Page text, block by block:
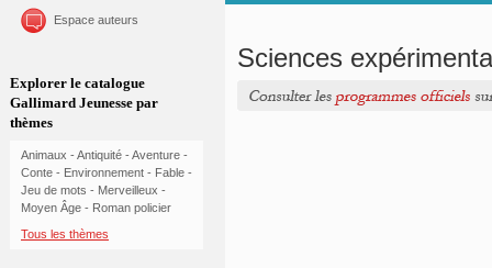
Espace auteurs
Explorer le catalogue
Gallimard Jeunesse par
thèmes
Animaux -Antiquité -Aventure -
Conte - Environnement - Fable -
Jeu de mots - Merveilleux -
Moyen Âge - Roman policier
Tous les thèmes
Sciences